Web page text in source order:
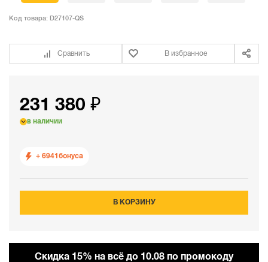
Код товара: D27107-QS
Сравнить В избранное
231 380 ₽
в наличии
+ 6941 бонуса
В КОРЗИНУ
Cкидка 15% на всё до 10.08 по промокоду